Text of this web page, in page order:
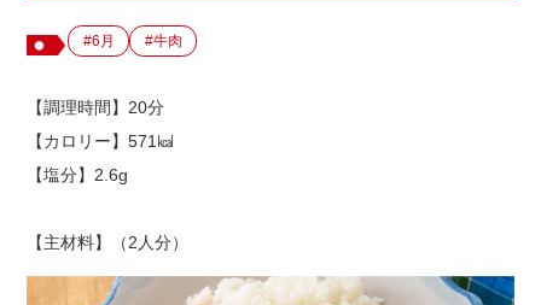
出店用地募集
#6月 #牛肉
【調理時間】20分
【カロリー】571㎉
【塩分】2.6g
【主材料】（2人分）